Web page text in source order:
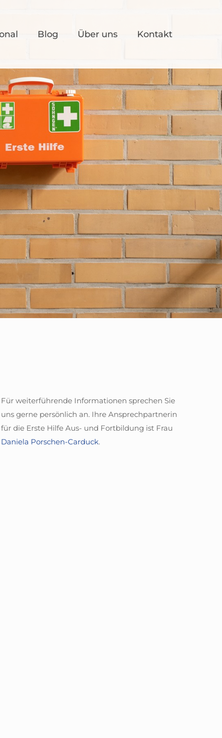
Blog Über uns Kontakt
Für weiterführende Informationen sprechen Sie
uns gerne persönlich an. Ihre Ansprechpartnerin
für die Erste Hilfe Aus- und Fortbildung ist Frau
Daniela Porschen-Carduck.